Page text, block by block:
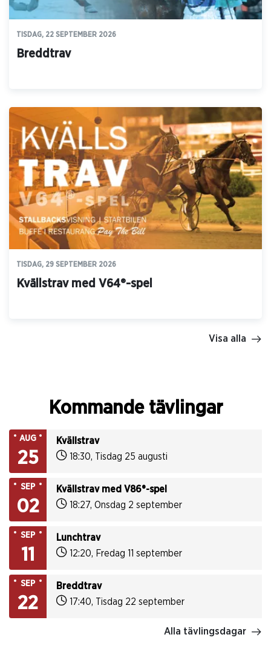
TISDAG, 22 SEPTEMBER 2026
Breddtrav
TISDAG, 29 SEPTEMBER 2026
Kvällstrav med V64®-spel
Visa alla
Kommande tävlingar
AUG
25
Kvällstrav
18:30, Tisdag 25 augusti
SEP
02
Kvällstrav med V86®-spel
18:27, Onsdag 2 september
SEP
11
Lunchtrav
12:20, Fredag 11 september
SEP
22
Breddtrav
17:40, Tisdag 22 september
Alla tävlingsdagar